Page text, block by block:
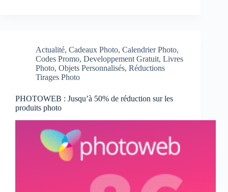
Actualité, Cadeaux Photo, Calendrier Photo,
Codes Promo, Developpement Gratuit, Livres
Photo, Objets Personnalisés, Réductions
Tirages Photo
PHOTOWEB : Jusqu’à 50% de réduction sur les
produits photo